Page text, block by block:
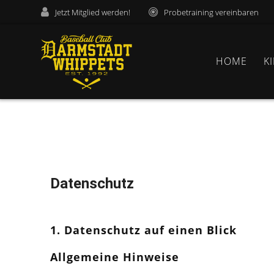
Jetzt Mitglied werden! Probetraining vereinbaren
HOME
Datenschutz
1. Datenschutz auf einen Blick
Allgemeine Hinweise